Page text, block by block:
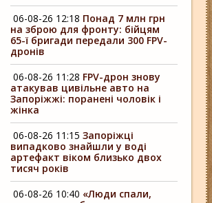
06-08-26 12:18 Понад 7 млн грн
на зброю для фронту: бійцям
65-ї бригади передали 300 FPV-
дронів
06-08-26 11:28 FPV-дрон знову
атакував цивільне авто на
Запоріжжі: поранені чоловік і
жінка
06-08-26 11:15 Запоріжці
випадково знайшли у воді
артефакт віком близько двох
тисяч років
06-08-26 10:40 «Люди спали,